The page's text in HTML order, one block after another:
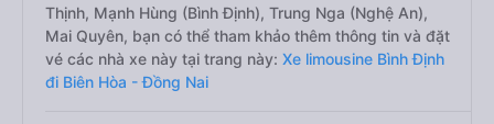
Thịnh, Mạnh Hùng (Bình Định), Trung Nga (Nghệ An),
Mai Quyên, bạn có thể tham khảo thêm thông tin và đặt
vé các nhà xe này tại trang này: Xe limousine Bình Định
đi Biên Hòa - Đồng Nai